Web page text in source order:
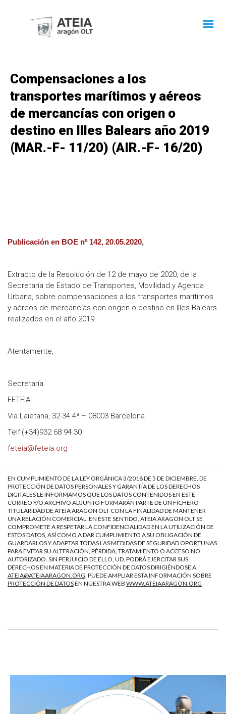
Compensaciones a los
transportes marítimos y aéreos
de mercancías con origen o
destino en Illes Balears año 2019
(MAR.-F- 11/20) (AIR.-F- 16/20)
Publicación en BOE nº 142, 20.05.2020,
Extracto de la Resolución de 12 de mayo de 2020, de la
Secretaría de Estado de Transportes, Movilidad y Agenda
Urbana, sobre compensaciones a los transportes marítimos
y aéreos de mercancías con origen o destino en Illes Balears
realizados en el año 2019.
Atentamente,
Secretaría
FETEIA
Via Laietana, 32-34 4ª – 08003 Barcelona
Telf:(+34)932 68 94 30
feteia@feteia.org
EN CUMPLIMIENTO DE LA LEY ORGÁNICA 3/2018 DE 5 DE DICIEMBRE, DE
PROTECCIÓN DE DATOS PERSONALES Y GARANTÍA DE LOS DERECHOS
DIGITALES LE INFORMAMOS QUE LOS DATOS CONTENIDOS EN ESTE
CORREO Y/O ARCHIVO ADJUNTO FORMARÁN PARTE DE UN FICHERO
TITULARIDAD DE ATEIA ARAGON OLT CON LA FINALIDAD DE MANTENER
UNA RELACIÓN COMERCIAL. EN ESTE SENTIDO, ATEIA ARAGON OLT SE
COMPROMETE A RESPETAR LA CONFIDENCIALIDAD EN LA UTILIZACIÓN DE
ESTOS DATOS, ASÍ COMO A DAR CUMPLIMIENTO A SU OBLIGACIÓN DE
GUARDARLOS Y ADAPTAR TODAS LAS MEDIDAS DE SEGURIDAD OPORTUNAS
PARA EVITAR SU ALTERACIÓN, PÉRDIDA, TRATAMIENTO O ACCESO NO
AUTORIZADO. SIN PERJUICIO DE ELLO, UD. PODRÁ EJERCITAR SUS
DERECHOS EN MATERIA DE PROTECCIÓN DE DATOS DIRIGIÉNDOSE A
ATEIA@ATEIAARAGON.ORG. PUEDE AMPLIAR ESTA INFORMACIÓN SOBRE
PROTECCIÓN DE DATOSEN NUESTRA WEB WWW.ATEIAARAGON.ORG